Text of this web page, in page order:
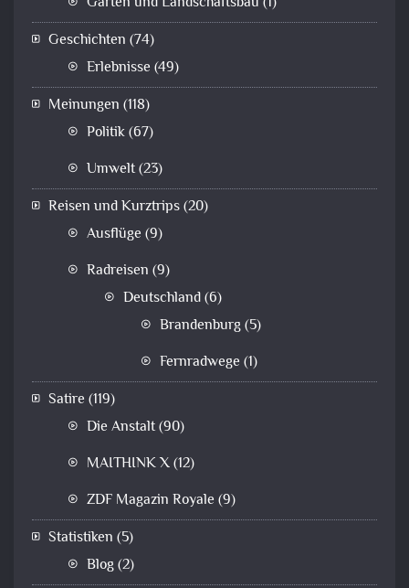
Geschichten (74)
Erlebnisse (49)
Meinungen (118)
Politik(67)
Umwelt(23)
Reisen und Kurztrips(20)
Ausflüge (9)
Radreisen (9)
Deutschland(6)
Brandenburg(5)
Fernradwege (1)
Satire (119)
Die Anstalt(90)
MAITHINK X(12)
ZDF Magazin Royale (9)
Statistiken (5)
Blog(2)